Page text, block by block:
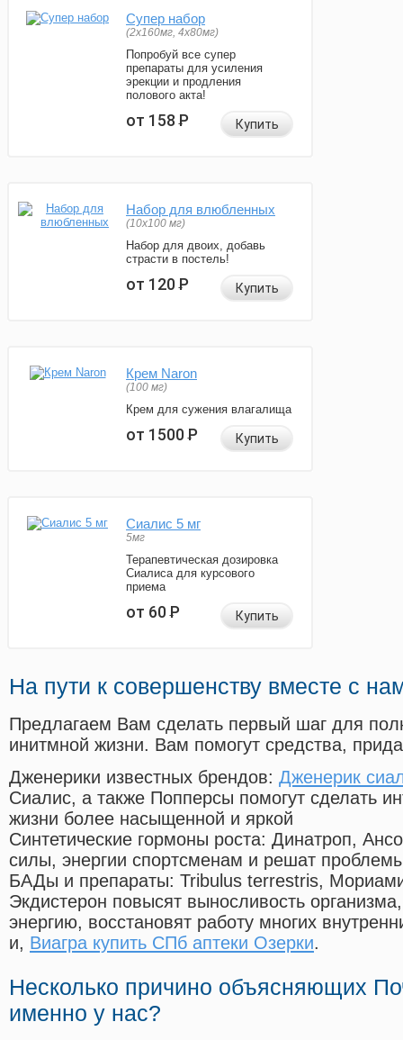
Супер набор
(2х160мг, 4х80мг)
Попробуй все супер
препараты для усиления
эрекции и продления
полового акта!
от 158Р Купить
Набор для влюбленных
(10х100 мг)
Набор для двоих, добавь
страсти в постель!
от 120Р Купить
Крем Naron
(100 мг)
Крем для сужения влагалища
от 1500Р Купить
Сиалис 5 мг
5мг
Терапевтическая дозировка
Сиалиса для курсового
приема
от 60Р Купить
На пути к совершенству вместе с
Предлагаем Вам сделать первый шаг для
инитмной жизни. Вам помогут средства,
Дженерики известных брендов: Дженерик
Сиалис, а также Попперсы помогут сделать
жизни более насыщенной и яркой
Синтетические гормоны роста: Динатроп,
силы, энергии спортсменам и решат
БАДы и препараты: Tribulus terrestris,
Экдистерон повысят выносливость
энергию, восстановят работу многих
и, Виагра купить СПб аптеки Озерки.
Несколько причино объясняющих
именно у нас?